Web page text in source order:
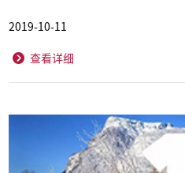
2019-10-11
查看详细